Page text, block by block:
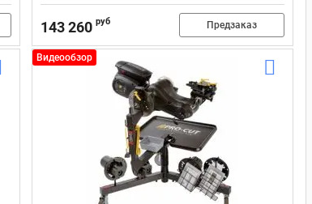
143 260 руб Предзаказ
Видеообзор